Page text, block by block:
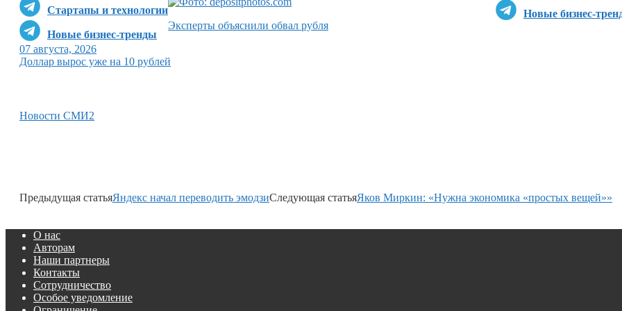
Новые бизнес-
Стартапы и технологии
Новые бизнес-тренды
Эксперты объяснили обвал рубля
07 августа, 2026
Доллар вырос уже на 10 рублей
Новости СМИ2
Предыдущая статьяЯндекс начал переводить эмодзиСледующая статьяЯков Миркин: «Нужна экономика «простых вещей»»
О нас
Авторам
Наши партнеры
Контакты
Сотрудничество
Особое уведомление